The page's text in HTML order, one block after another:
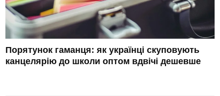
Порятунок гаманця: як українці скуповують
канцелярію до школи оптом вдвічі дешевше